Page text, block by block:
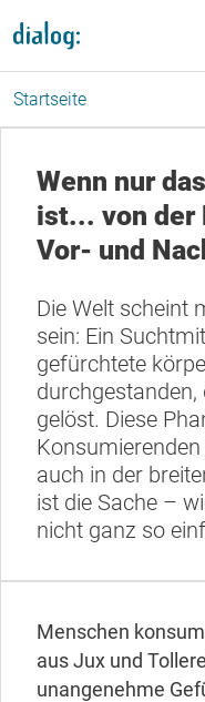
Startseite
Wenn nur
ist... von der
Vor- und
Die Welt scheint
sein: Ein
gefürchtete
gelöst. Diese
auch in der
ist die Sache –
nicht ganz so
Menschen
aus Jux und
unangenehme